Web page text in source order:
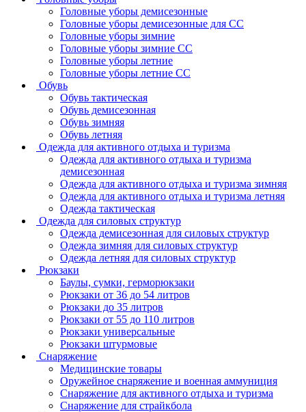
Головные уборы демисезонные
Головные уборы демисезонные для СС
Головные уборы зимние
Головные уборы зимние СС
Головные уборы летние
Головные уборы летние СС
Обувь
Обувь тактическая
Обувь демисезонная
Обувь зимняя
Обувь летняя
Одежда для активного отдыха и туризма
Одежда для активного отдыха и туризма
демисезонная
Одежда для активного отдыха и туризма зимняя
Одежда для активного отдыха и туризма летняя
Одежда тактическая
Одежда для силовых структур
Одежда демисезонная для силовых структур
Одежда зимняя для силовых структур
Одежда летняя для силовых структур
Рюкзаки
Баулы, сумки, герморюкзаки
Рюкзаки от 36 до 54 литров
Рюкзаки до 35 литров
Рюкзаки от 55 до 110 литров
Рюкзаки универсальные
Рюкзаки штурмовые
Снаряжение
Медицинские товары
Оружейное снаряжение и военная аммуниция
Снаряжение для активного отдыха и туризма
Снаряжение для страйкбола